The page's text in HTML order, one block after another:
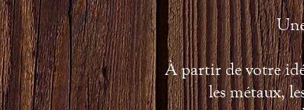
À partir de votre
les métaux,